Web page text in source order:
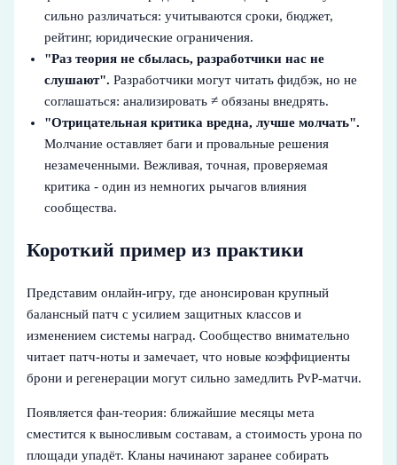
сильно различаться: учитываются сроки, бюджет,
рейтинг, юридические ограничения.
"Раз теория не сбылась, разработчики нас не
слушают". Разработчики могут читать фидбэк, но не
соглашаться: анализировать ≠ обязаны внедрять.
"Отрицательная критика вредна, лучше молчать".
Молчание оставляет баги и провальные решения
незамеченными. Вежливая, точная, проверяемая
критика - один из немногих рычагов влияния
сообщества.
Короткий пример из практики
Представим онлайн-игру, где анонсирован крупный
балансный патч с усилием защитных классов и
изменением системы наград. Сообщество внимательно
читает патч-ноты и замечает, что новые коэффициенты
брони и регенерации могут сильно замедлить PvP-матчи.
Появляется фан-теория: ближайшие месяцы мета
сместится к выносливым составам, а стоимость урона по
площади упадёт. Кланы начинают заранее собирать